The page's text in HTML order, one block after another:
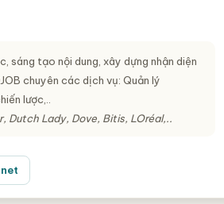
sáng tạo nội dung, xây dựng nhận diện
chuyên các dịch vụ: Quản lý
lược,..
Dutch Lady, Dove, Bitis, LOréal,..